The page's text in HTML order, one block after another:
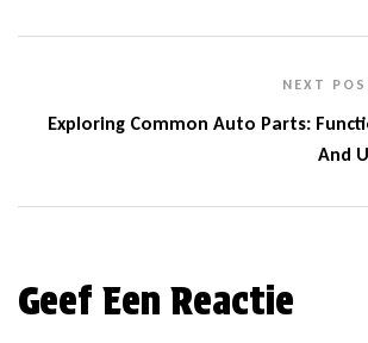
NEXT
Exploring Common Auto Parts:
And
Geef Een Reactie